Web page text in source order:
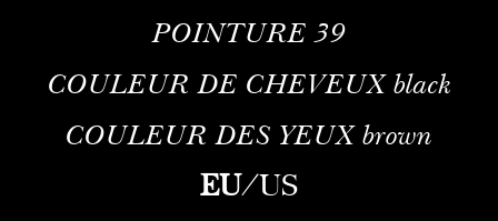
POINTURE 39
COULEUR DE CHEVEUXblack
COULEUR DES YEUXbrown
EU/US